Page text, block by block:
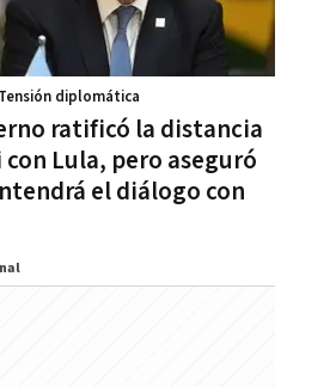
ratificó la distancia
con Lula, pero aseguró
el diálogo con
diplomática